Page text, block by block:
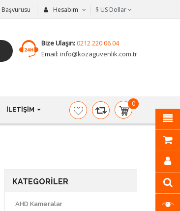
Hesabım $ US Dollar
Bize Ulaşın:0212 220 06 04
Email: info@kozaguvenlik.com.tr
İLETIŞIM
0
item(s)
-
KATEGORILER
AHD Kameralar